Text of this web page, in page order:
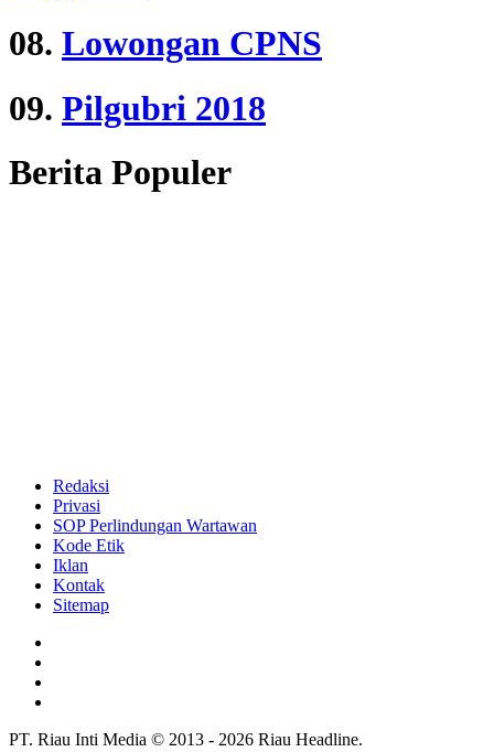
08. Lowongan CPNS
09. Pilgubri 2018
Berita Populer
Redaksi
Privasi
SOP Perlindungan Wartawan
Kode Etik
Iklan
Kontak
Sitemap
PT. Riau Inti Media © 2013 - 2026 Riau Headline.